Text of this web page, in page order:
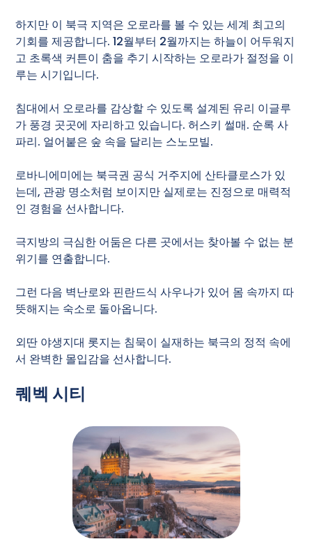
하지만 이 북극 지역은 오로라를 볼 수 있는 세계 최고의
기회를 제공합니다. 12월부터 2월까지는 하늘이 어두워지
고 초록색 커튼이 춤을 추기 시작하는 오로라가 절정을 이
루는 시기입니다.
침대에서 오로라를 감상할 수 있도록 설계된 유리 이글루
가 풍경 곳곳에 자리하고 있습니다. 허스키 썰매. 순록 사
파리. 얼어붙은 숲 속을 달리는 스노모빌.
로바니에미에는 북극권 공식 거주지에 산타클로스가 있
는데, 관광 명소처럼 보이지만 실제로는 진정으로 매력적
인 경험을 선사합니다.
극지방의 극심한 어둠은 다른 곳에서는 찾아볼 수 없는 분
위기를 연출합니다.
그런 다음 벽난로와 핀란드식 사우나가 있어 몸 속까지 따
뜻해지는 숙소로 돌아옵니다.
외딴 야생지대 롯지는 침묵이 실재하는 북극의 정적 속에
서 완벽한 몰입감을 선사합니다.
퀘벡 시티